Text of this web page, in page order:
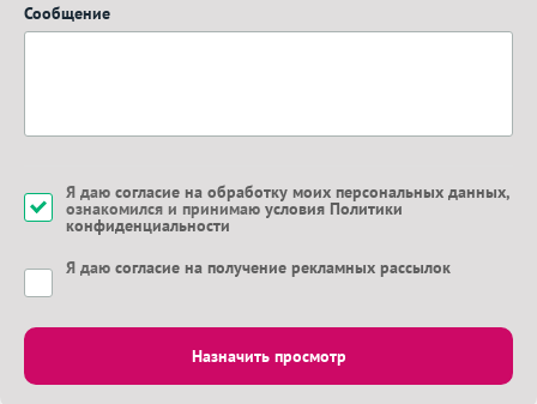
Сообщение
Я даю согласие на обработку моих персональных данных,
ознакомился и принимаю условия Политики
конфиденциальности
Я даю согласие на получение рекламных рассылок
Назначить просмотр